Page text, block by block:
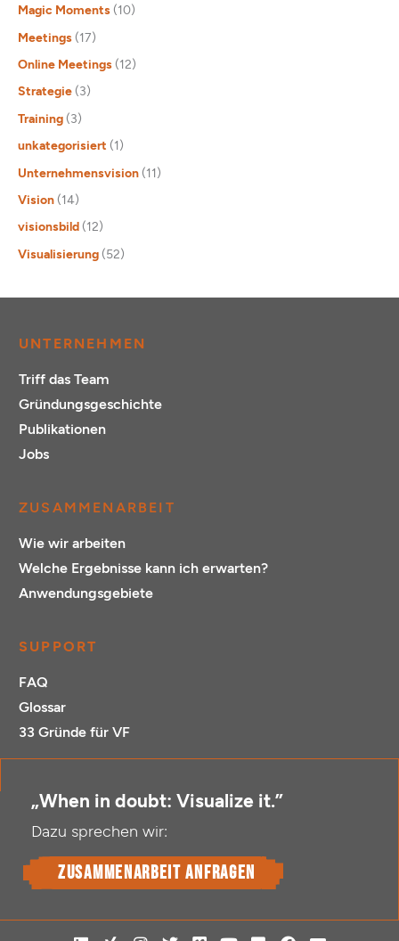
Magic Moments (10)
Meetings (17)
Online Meetings (12)
Strategie (3)
Training (3)
unkategorisiert (1)
Unternehmensvision (11)
Vision (14)
visionsbild (12)
Visualisierung (52)
UNTERNEHMEN
Triff das Team
Gründungsgeschichte
Publikationen
Jobs
ZUSAMMENARBEIT
Wie wir arbeiten
Welche Ergebnisse kann ich erwarten?
Anwendungsgebiete
SUPPORT
FAQ
Glossar
33 Gründe für VF
„When in doubt: Visualize it.”
Dazu sprechen wir:
Zusammenarbeit anfragen